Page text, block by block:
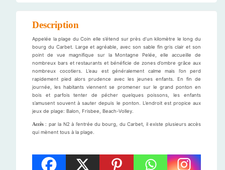
Description
Appelée la plage du Coin elle s’étend sur près d’un kilomètre le long du
bourg du Carbet. Large et agréable, avec son sable fin gris clair et son
point de vue magnifique sur la Montagne Pelée, elle accueille de
nombreux bars et restaurants et bénéficie de zones d’ombre grâce aux
nombreux cocotiers. L’eau est généralement calme mais l’on perd
rapidement pied alors prudence avec les jeunes enfants. En fin de
journée, les habitants viennent se promener sur le grand ponton en
bois et parfois tenter de pécher quelques poissons, les enfants
s’amusent souvent à sauter depuis le ponton. L’endroit est propice aux
jeux de plage: Balon, Frisbee, Beach-Volley.
Accès : par la N2 à l’entrée du bourg, du Carbet, il existe plusieurs accès
qui mènent tous à la plage.